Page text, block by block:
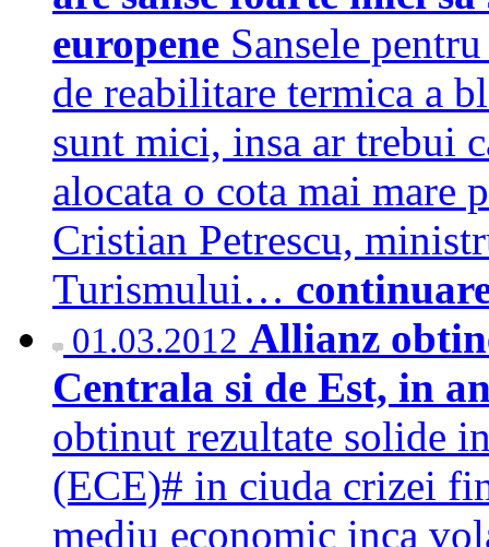
europene Sansele
de reabilitare termica a
sunt mici, insa ar trebui
alocata o cota mai mare
Cristian Petrescu,
Turismului…
01.03.2012 Allianz
Centrala si de Est, in
obtinut rezultate solide
(ECE)# in ciuda crizei
mediu economic inca